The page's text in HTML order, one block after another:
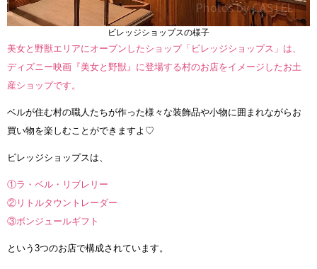
ビレッジショップスの様子
美女と野獣エリアにオープンしたショップ「ビレッジショップス」は、
ディズニー映画『美女と野獣』に登場する村のお店をイメージしたお土
産ショップです。
ベルが住む村の職人たちが作った様々な装飾品や小物に囲まれながらお
買い物を楽しむことができますよ♡
ビレッジショップスは、
①ラ・ベル・リブレリー
②リトルタウントレーダー
③ボンジュールギフト
という3つのお店で構成されています。